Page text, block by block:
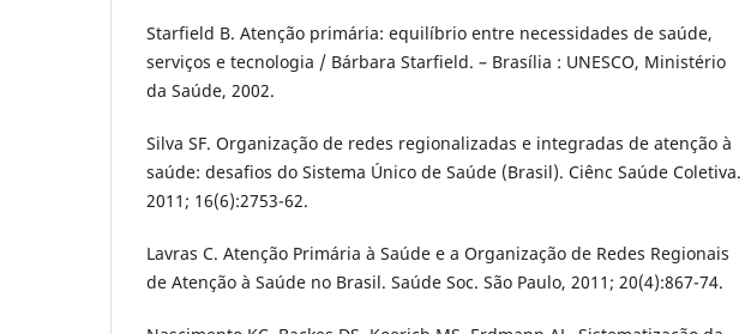
Starfield B. Atenção primária: equilíbrio entre necessidades de saúde,
serviços e tecnologia / Bárbara Starfield. – Brasília : UNESCO, Ministério
da Saúde, 2002.
Silva SF. Organização de redes regionalizadas e integradas de atenção à
saúde: desafios do Sistema Único de Saúde (Brasil). Ciênc Saúde Coletiva.
2011; 16(6):2753-62.
Lavras C. Atenção Primária à Saúde e a Organização de Redes Regionais
de Atenção à Saúde no Brasil. Saúde Soc. São Paulo, 2011; 20(4):867-74.